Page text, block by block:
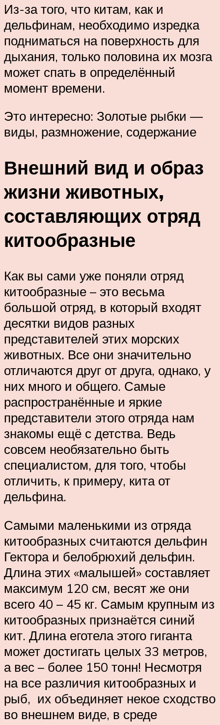
Из-за того, что китам, как и
дельфинам, необходимо изредка
подниматься на поверхность для
дыхания, только половина их мозга
может спать в определённый
момент времени.
Это интересно: Золотые рыбки —
виды, размножение, содержание
Внешний вид и образ
жизни животных,
составляющих отряд
китообразные
Как вы сами уже поняли отряд
китообразные – это весьма
большой отряд, в который входят
десятки видов разных
представителей этих морских
животных. Все они значительно
отличаются друг от друга, однако, у
них много и общего. Самые
распространённые и яркие
представители этого отряда нам
знакомы ещё с детства. Ведь
совсем необязательно быть
специалистом, для того, чтобы
отличить, к примеру, кита от
дельфина.
Самыми маленькими из отряда
китообразных считаются дельфин
Гектора и белобрюхий дельфин.
Длина этих «малышей» составляет
максимум 120 см, весят же они
всего 40 – 45 кг. Самым крупным из
китообразных признаётся синий
кит. Длина еготела этого гиганта
может достигать целых 33 метров,
а вес – более 150 тонн! Несмотря
на все различия китообразных и
рыб, их объединяет некое сходство
во внешнем виде, в среде